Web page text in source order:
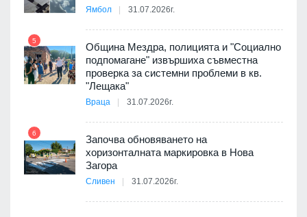
Ямбол 31.07.2026г.
5
Община Мездра, полицията и "Социално
подпомагане" извършиха съвместна
проверка за системни проблеми в кв.
"Лещака"
Враца 31.07.2026г.
6
Започва обновяването на
хоризонталната маркировка в Нова
Загора
Сливен 31.07.2026г.